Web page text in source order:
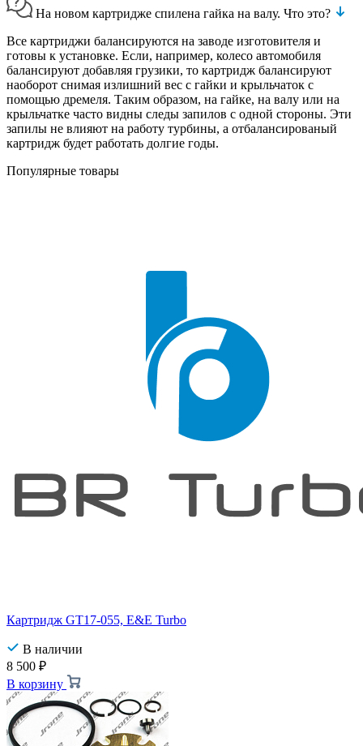
На новом картридже спилена гайка на валу. Что это?
Все картриджи балансируются на заводе изготовителя и
готовы к установке. Если, например, колесо автомобиля
балансируют добавляя грузики, то картридж балансируют
наоборот снимая излишний вес с гайки и крыльчаток с
помощью дремеля. Таким образом, на гайке, на валу или на
крыльчатке часто видны следы запилов с одной стороны. Эти
запилы не влияют на работу турбины, а отбалансированый
картридж будет работать долгие годы.
Популярные товары
Картридж GT17-055, E&E Turbo
В наличии
8 500 ₽
В корзину